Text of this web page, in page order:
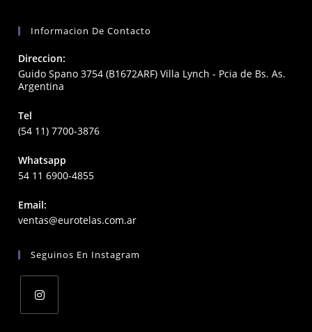
Informacion De Contacto
Direccion:
Guido Spano 3754 (B1672ARF) Villa Lynch - Pcia de Bs. As.
Argentina
Tel
(54 11) 7700-3876
Whatsapp
54 11 6900-4855
Email:
ventas@eurotelas.com.arOpens
application
Seguinos En Instagram